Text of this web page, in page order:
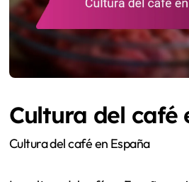
Cultura del café
Cultura del café en España